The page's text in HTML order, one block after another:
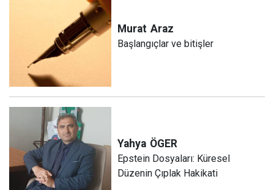
Murat Araz
Başlangıçlar ve bitişler
Yahya ÖGER
Epstein Dosyaları: Küresel
Düzenin Çıplak Hakikati